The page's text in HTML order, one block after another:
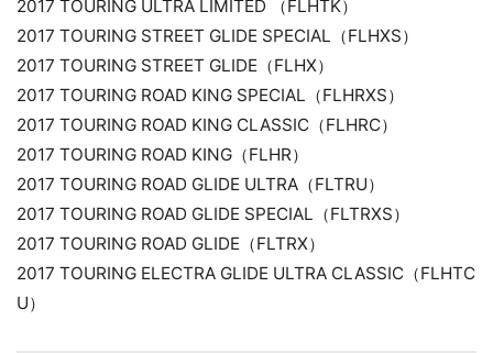
2017 TOURING ULTRA LIMITED （FLHTK）
2017 TOURING STREET GLIDE SPECIAL（FLHXS）
2017 TOURING STREET GLIDE（FLHX）
2017 TOURING ROAD KING SPECIAL（FLHRXS）
2017 TOURING ROAD KING CLASSIC（FLHRC）
2017 TOURING ROAD KING（FLHR）
2017 TOURING ROAD GLIDE ULTRA（FLTRU）
2017 TOURING ROAD GLIDE SPECIAL（FLTRXS）
2017 TOURING ROAD GLIDE（FLTRX）
2017 TOURING ELECTRA GLIDE ULTRA CLASSIC（FLHTC
U）
お買い物を続ける カートへ進む